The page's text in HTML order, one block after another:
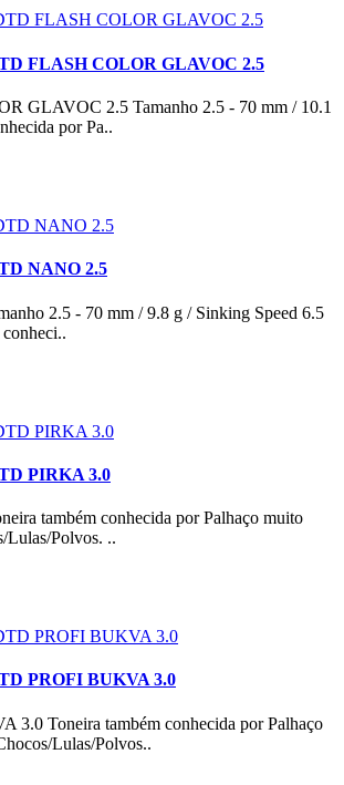
FLASH COLOR GLAVOC 2.5
GLAVOC 2.5 Tamanho 2.5 - 70 mm / 10.1
por Pa..
NANO 2.5
2.5 - 70 mm / 9.8 g / Sinking Speed 6.5
PIRKA 3.0
também conhecida por Palhaço muito
Lulas/Polvos. ..
PROFI BUKVA 3.0
3.0 Toneira também conhecida por Palhaço
Lulas/Polvos..